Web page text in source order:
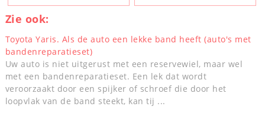
Zie ook:
Toyota Yaris. Als de auto een lekke band heeft (auto's met
bandenreparatieset)
Uw auto is niet uitgerust met een reservewiel, maar wel
met een bandenreparatieset. Een lek dat wordt
veroorzaakt door een spijker of schroef die door het
loopvlak van de band steekt, kan tij ...